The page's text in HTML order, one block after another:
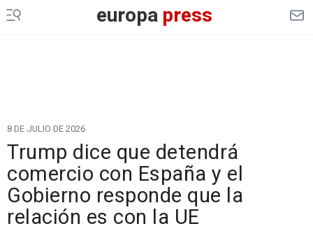
europapress
8 DE JULIO DE 2026
Trump dice que detendrá
comercio con España y el
Gobierno responde que la
relación es con la UE